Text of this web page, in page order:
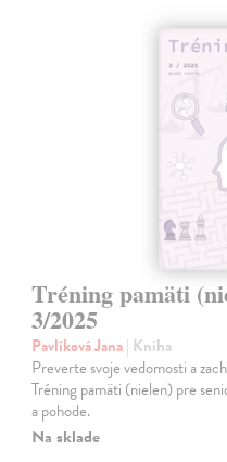
Tréning pamäti
3/2025
Pavlíková Jana| Kniha
Preverte svoje vedomosti a
Tréning pamäti (nielen) pre
a pohode.
Na sklade